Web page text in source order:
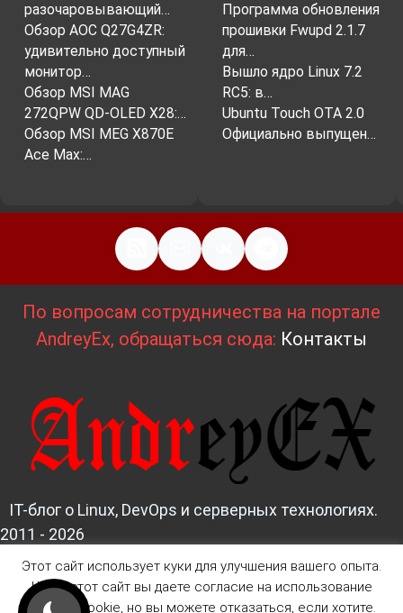
разочаровывающий…
Обзор AOC Q27G4ZR:
удивительно доступный
монитор…
Обзор MSI MAG
272QPW QD-OLED X28:…
Обзор MSI MEG X870E
Ace Max:…
Программа обновления
прошивки Fwupd 2.1.7
для…
Вышло ядро ​​Linux 7.2
RC5: в…
Ubuntu Touch OTA 2.0
Официально выпущен…
По вопросам сотрудничества на портале
AndreyEx, обращаться сюда: Контакты
IT-блог о Linux, DevOps и серверных технологиях.
2011 - 2026
Дизайн и верстка:AndreyEx
Этот сайт использует куки для улучшения вашего опыта.
Читая этот сайт вы даете согласие на использование
файлов Cookie, но вы можете отказаться, если хотите.